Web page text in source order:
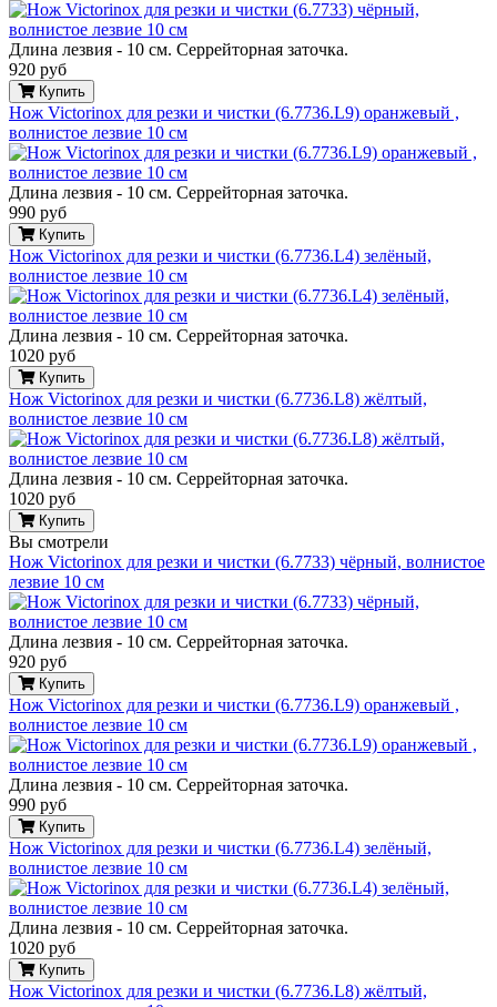
Длина лезвия - 10 см. Серрейторная заточка.
920 руб
Купить
Нож Victorinox для резки и чистки (6.7736.L9) оранжевый ,
волнистое лезвие 10 см
Длина лезвия - 10 см. Серрейторная заточка.
990 руб
Купить
Нож Victorinox для резки и чистки (6.7736.L4) зелёный,
волнистое лезвие 10 см
Длина лезвия - 10 см. Серрейторная заточка.
1020 руб
Купить
Нож Victorinox для резки и чистки (6.7736.L8) жёлтый,
волнистое лезвие 10 см
Длина лезвия - 10 см. Серрейторная заточка.
1020 руб
Купить
Вы смотрели
Нож Victorinox для резки и чистки (6.7733) чёрный, волнистое
лезвие 10 см
Длина лезвия - 10 см. Серрейторная заточка.
920 руб
Купить
Нож Victorinox для резки и чистки (6.7736.L9) оранжевый ,
волнистое лезвие 10 см
Длина лезвия - 10 см. Серрейторная заточка.
990 руб
Купить
Нож Victorinox для резки и чистки (6.7736.L4) зелёный,
волнистое лезвие 10 см
Длина лезвия - 10 см. Серрейторная заточка.
1020 руб
Купить
Нож Victorinox для резки и чистки (6.7736.L8) жёлтый,